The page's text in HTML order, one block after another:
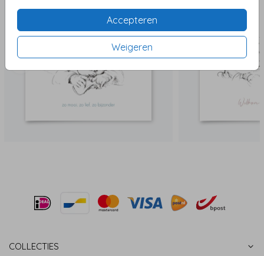
Accepteren
Weigeren
COLLECTIES